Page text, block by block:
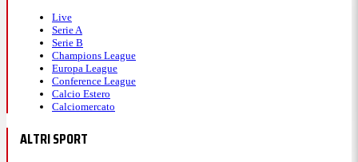
Live
Serie A
Serie B
Champions League
Europa League
Conference League
Calcio Estero
Calciomercato
ALTRI SPORT